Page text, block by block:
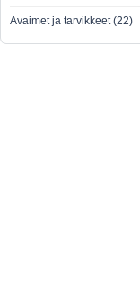
Avaimet ja tarvikkeet (22)